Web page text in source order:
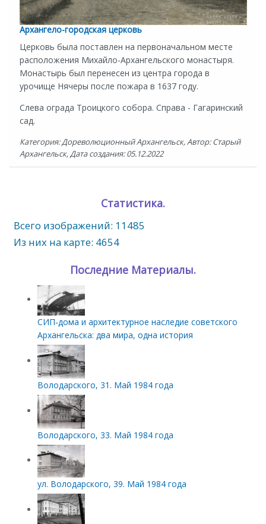
Архангело-городская церковь
Церковь была поставлен на первоначальном месте
расположения Михайло-Архангельского монастыря.
Монастырь был перенесен из центра города в
урочище Нячеры после пожара в 1637 году.
Слева ограда Троицкого собора. Справа - Гагаринский
сад.
Категория: Дореволюционный Архангельск, Автор: Старый
Архангельск, Дата создания: 05.12.2022
Статистика.
Всего изображений: 11485
Из них на карте: 4654
Последние Материалы.
СИП‑дома и архитектурное наследие советского
Архангельска: два мира, одна история
Володарского, 31. Май 1984 года
Володарского, 33. Май 1984 года
ул. Володарского, 39. Май 1984 года